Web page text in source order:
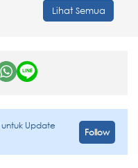
Lihat Semua
untuk Update
Follow